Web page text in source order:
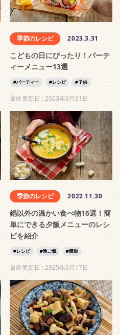
季節のレシピ 2023.3.31
こどもの日にぴったり！パーテ
ィーメニュー13選
パーティー レシピ 子供
最終更新日 :2023年3月31日
季節のレシピ 2022.11.30
鍋以外の温かい食べ物16選！簡
単にできる夕飯メニューのレシ
ピを紹介
レシピ 晩ご飯 簡単
最終更新日 :2025年3月17日